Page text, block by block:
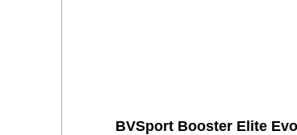
BVSport Booster Elite